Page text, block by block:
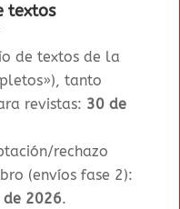
textos
de textos de la
tanto
revistas: 30 de
rechazo
(envíos fase 2):
2026.